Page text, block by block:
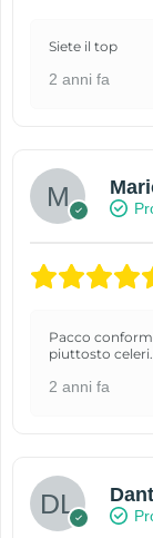
Siete il top
2 anni fa
Pacco
piuttosto
2 anni fa